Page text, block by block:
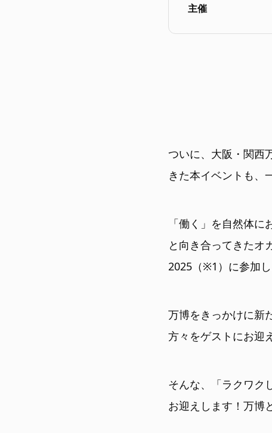
主催
ついに、大阪・関西
きた本イベントも、
「働く」を自然体
と向き合ってきたオ
2025（※1）に参加し
万博をきっかけに新
方々をゲストにお迎
そんな、「ラクワク
お迎えします！万博